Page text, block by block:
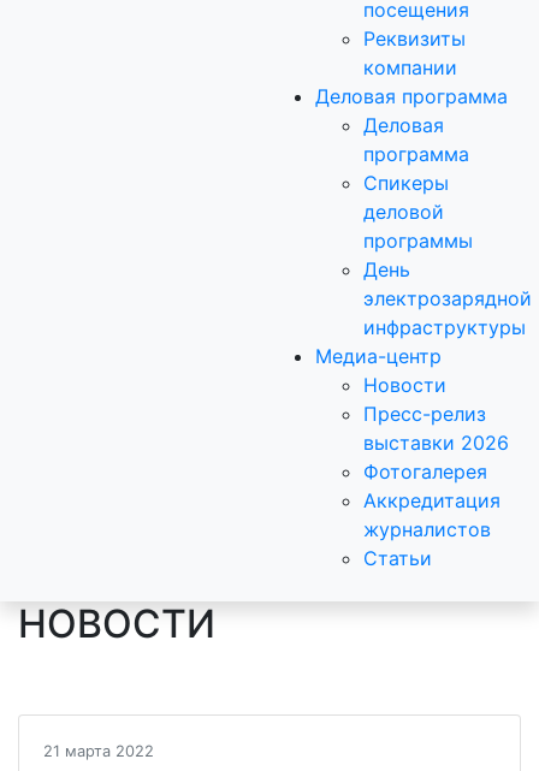
посещения
Реквизиты
компании
Деловая программа
Деловая
программа
Спикеры
деловой
программы
День
электрозарядной
инфраструктуры
Медиа-центр
Новости
Пресс-релиз
выставки 2026
Фотогалерея
Аккредитация
журналистов
Статьи
НОВОСТИ
21 марта 2022